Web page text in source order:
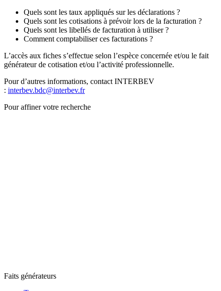
Quels sont les taux appliqués sur les déclarations ?
Quels sont les cotisations à prévoir lors de la facturation ?
Quels sont les libellés de facturation à utiliser ?
Comment comptabiliser ces facturations ?
L’accès aux fiches s’effectue selon l’espèce concernée et/ou le fait
générateur de cotisation et/ou l’activité professionnelle.
Pour d’autres informations, contact INTERBEV
: interbev.bdc@interbev.fr
Pour affiner votre recherche
Faits générateurs